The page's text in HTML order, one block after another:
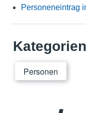
Personeneintrag
Kategorien
Personen